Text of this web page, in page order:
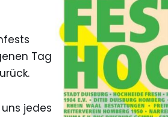
Tag
jedes